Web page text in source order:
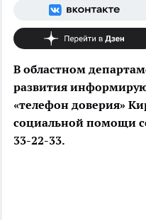
В областном
развития
«телефон доверия»
социальной помощи
33-22-33.